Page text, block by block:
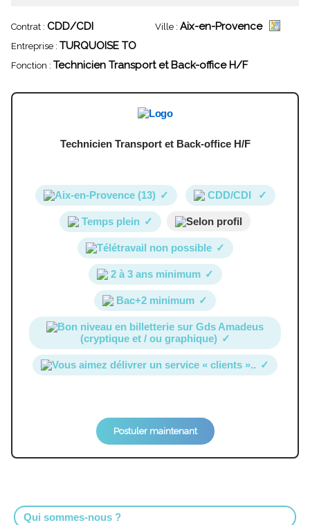
Contrat : CDD/CDI Ville : Aix-en-Provence
Entreprise : TURQUOISE TO
Fonction : Technicien Transport et Back-office H/F
Technicien Transport et Back-office H/F
Aix-en-Provence (13) ✓ CDD/CDI ✓
Temps plein ✓ Selon profil
Télétravail non possible ✓
2 à 3 ans minimum ✓
Bac+2 minimum ✓
Bon niveau en billetterie sur Gds Amadeus
(cryptique et / ou graphique) ✓
Vous aimez délivrer un service « clients ».. ✓
Postuler maintenant
Qui sommes-nous ?